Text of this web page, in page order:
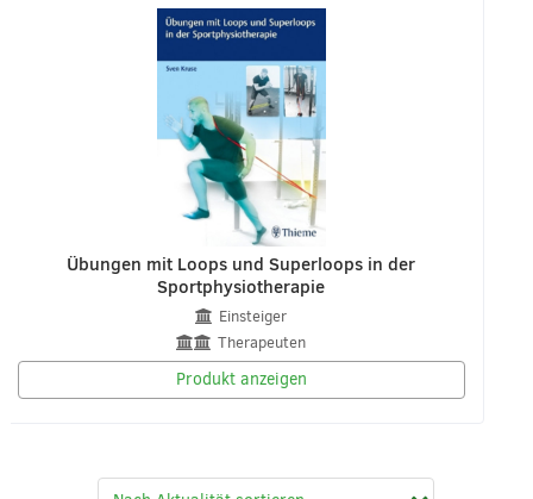
Übungen mit Loops und Superloops in der
Sportphysiotherapie
Einsteiger
Therapeuten
Produkt anzeigen